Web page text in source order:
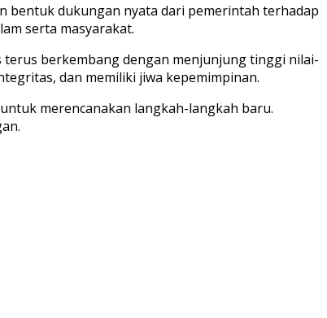
bentuk dukungan nyata dari pemerintah terhadap
serta masyarakat.
terus berkembang dengan menjunjung tinggi nilai-
dan memiliki jiwa kepemimpinan.
merencanakan langkah-langkah baru.